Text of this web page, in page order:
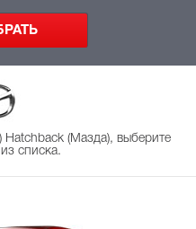
(Мазда), выберите
списка.